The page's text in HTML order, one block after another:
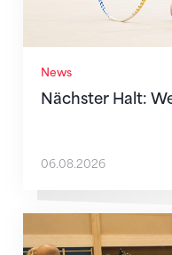
News
Nächster Halt:
06.08.2026
Mit klaren Zielen